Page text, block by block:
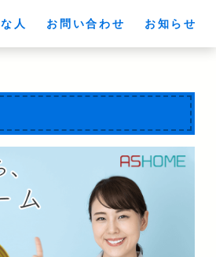
人 お問い合わせ お知らせ